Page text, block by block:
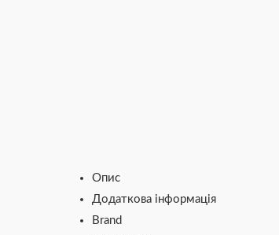
Опис
Додаткова інформація
Brand